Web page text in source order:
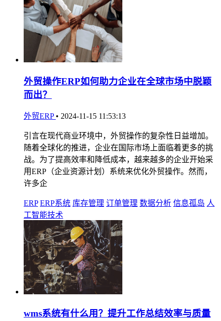
外贸操作ERP如何助力企业在全球市场中脱颖
而出？
外贸ERP • 2024-11-15 11:53:13
引言在现代商业环境中，外贸操作的复杂性日益增加。
随着全球化的推进，企业在国际市场上面临着更多的挑
战。为了提高效率和降低成本，越来越多的企业开始采
用ERP（企业资源计划）系统来优化外贸操作。然而，
许多企
ERP ERP系统 库存管理 订单管理 数据分析 信息孤岛 人
工智能技术
wms系统有什么用？提升工作总结效率与质量